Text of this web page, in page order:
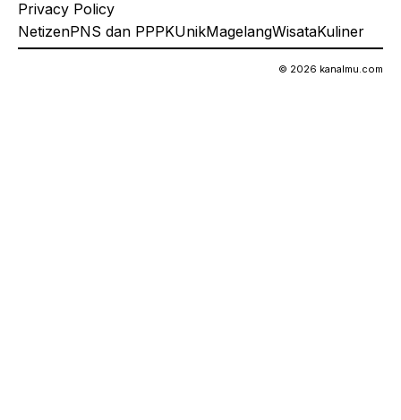
Privacy Policy
NetizenPNS dan PPPKUnikMagelangWisataKuliner
© 2026 kanalmu.com